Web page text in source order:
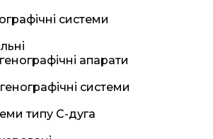
системи
апарати
системи
типу С-дуга